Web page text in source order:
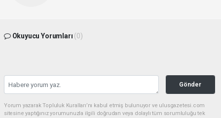
Okuyucu Yorumları (0)
Gönder
Yorum yazarak Topluluk Kuralları’nı kabul etmiş bulunuyor ve ulusgazetesi.com
sitesine yaptığınız yorumunuzla ilgili doğrudan veya dolaylı tüm sorumluluğu tek